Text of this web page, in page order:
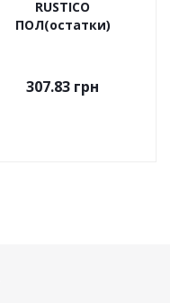
RUSTICO
ПОЛ(остатки)
307.83 грн